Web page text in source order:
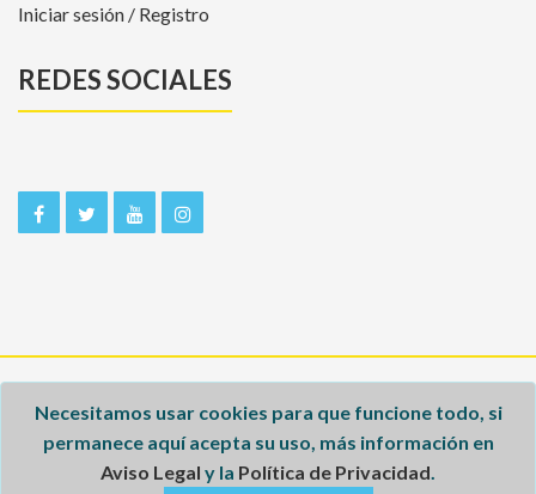
Iniciar sesión / Registro
REDES SOCIALES
Inicio
Aviso legal
Necesitamos usar cookies para que funcione todo, si
permanece aquí acepta su uso, más información en
Aviso Legal y la Política de Privacidad.